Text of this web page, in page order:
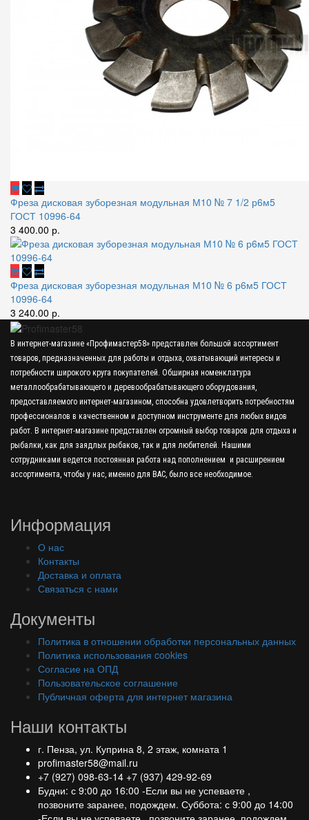
Фреза дисковая зуборезная модульная М10 № 7 1/2 р6м5
ГОСТ 10996-64
3 400.00 р.
Фреза дисковая зуборезная модульная М10 № 6 р6м5 ГОСТ
10996-64
3 240.00 р.
В интернет-магазине «Профимастер58» представлен большой ассортимент
товаров, предназначенных для работы и отдыха, охватывающий интересы и
потребности широкого круга покупателей. Обширная номенклатура
металлообрабатывающего и деревообрабатывающего оборудования,
предоставляемого интернет-магазином, способна удовлетворить потребностям
профессионалов в качественном и доступном инструменте для любых видов
работ. В интернет-магазине представлен огромный выбор товаров для отдыха и
рыбалки, как для заядлых рыбаков, так и для любителей. Нашими
сотрудниками ведется постоянная работа над пополнением и расширением
ассортимента, чтобы у нас, именно для ВАС, было все необходимое.
Информация
О нас
Контакты
Доставка и оплата
Связаться с нами
Документы
Политика в отношении обработки персональных данных
Политика использования cookies
Согласие на ОПД
Пользовательское соглашение
Публичная оферта для интернет магазина
Наши контакты
г. Пенза, ул. Куприна 8, 2 этаж, комната 1
profimaster58@mail.ru
+7 (927) 098-63-14 +7 (937) 429-92-69
Будни: с 9:00 до 16:00 -Если вы не успеваете ,
позвоните заранее, подождем. Суббота: с 9:00 до 14:00